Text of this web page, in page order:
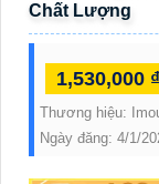
Chất Lượng
1,530,000 ₫
Thương hiệu:
Ngày đăng: 4/1/